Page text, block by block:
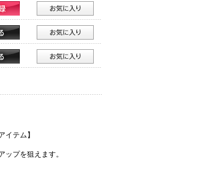
イテム】
プを狙えます。